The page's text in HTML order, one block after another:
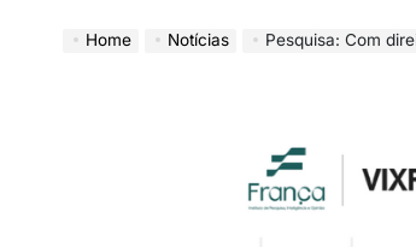
Home Notícias Pesquisa: Com direita